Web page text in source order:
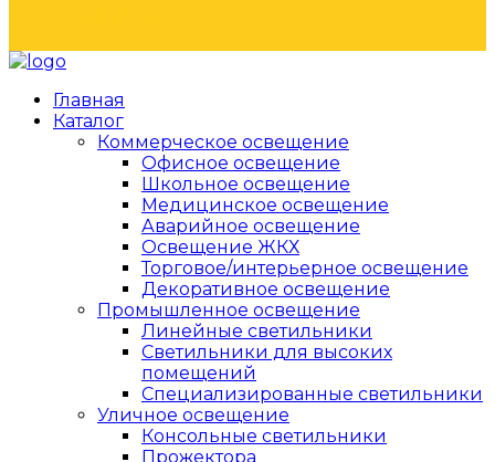
Главная
Каталог
Коммерческое освещение
Офисное освещение
Школьное освещение
Медицинское освещение
Аварийное освещение
Освещение ЖКХ
Торговое/интерьерное освещение
Декоративное освещение
Промышленное освещение
Линейные светильники
Светильники для высоких
помещений
Специализированные светильники
Уличное освещение
Консольные светильники
Прожектора